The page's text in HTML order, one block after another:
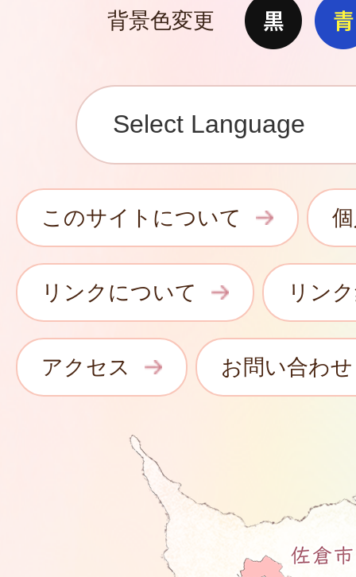
背景色変更
このサイトについて
リンクについて リン
アクセス お問い合わせ